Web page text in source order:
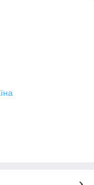
за якістю
серед
фахівців.